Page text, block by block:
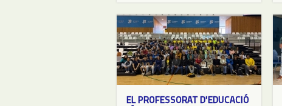
EL PROFESSORAT D'EDUCACIÓ